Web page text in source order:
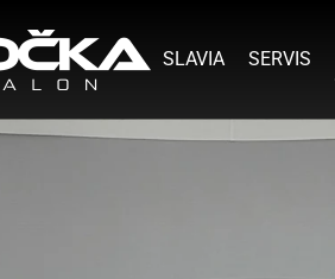
SLAVIA SERVIS